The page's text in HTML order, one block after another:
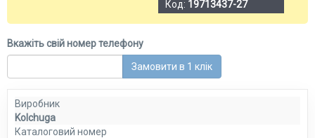
Код: 19713437-27
Вкажіть свій номер телефону
Замовити в 1 клік
Виробник
Kolchuga
Каталоговий номер